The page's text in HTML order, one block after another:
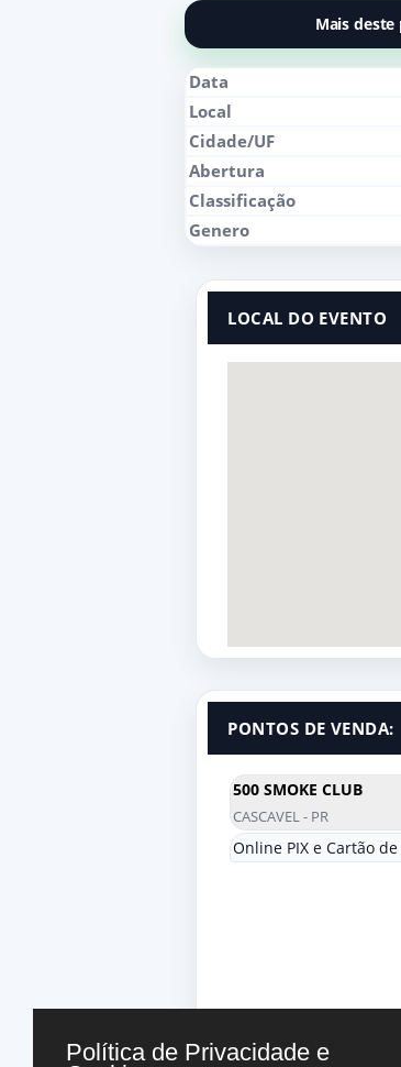
Política de Privacidade e
Mais
Data
Local
Cidade/UF
Abertura
Classificação
Genero
LOCAL DO EVENTO
PONTOS DE VENDA:
500 SMOKE CLUB
CASCAVEL - PR
Online PIX e Cartão